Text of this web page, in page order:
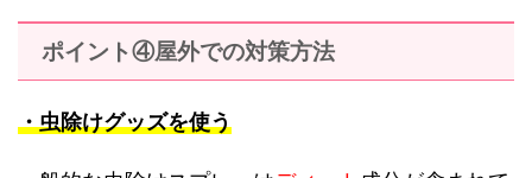
ポイント④屋外での対策方法
・虫除けグッズを使う